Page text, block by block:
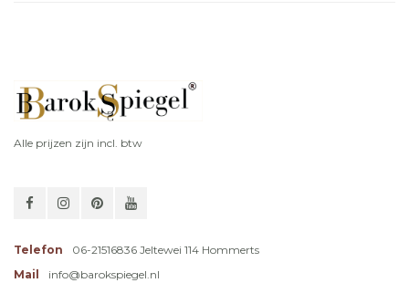
Alle prijzen zijn incl. btw
Telefon
06-21516836 Jeltewei 114 Hommerts
Mail
info@barokspiegel.nl